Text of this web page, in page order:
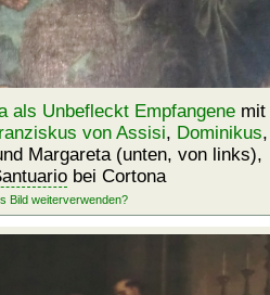
als Unbefleckt Empfangene mit
von Assisi, Dominikus,
Margareta (unten, von links),
bei Cortona